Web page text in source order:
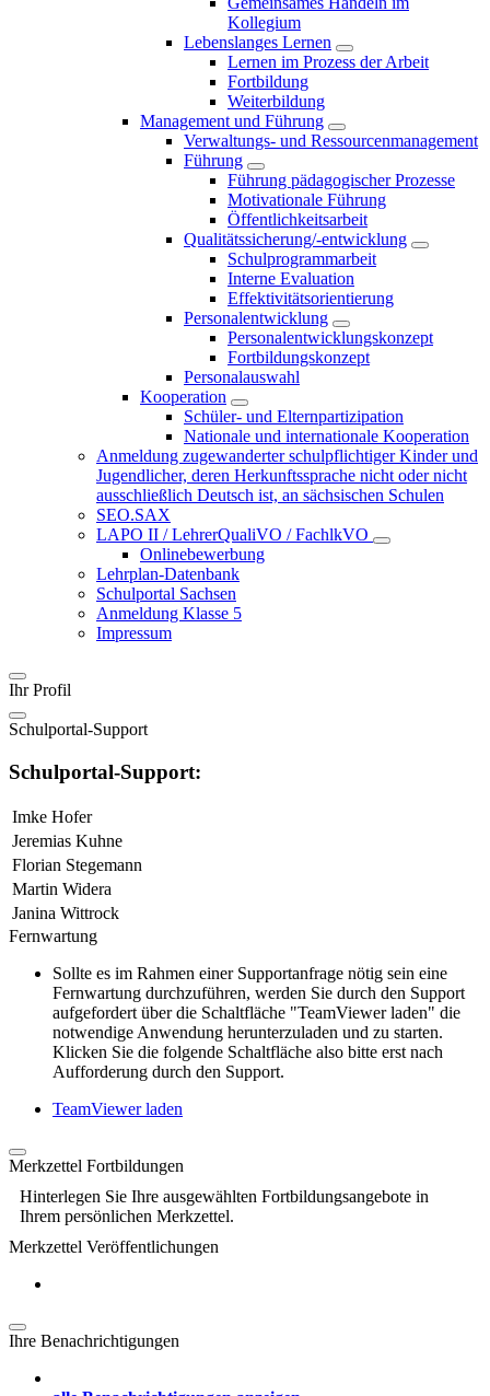
Kollegium
Lebenslanges Lernen
Lernen im Prozess der Arbeit
Fortbildung
Weiterbildung
Management und Führung
Verwaltungs- und Ressourcenmanagement
Führung
Führung pädagogischer Prozesse
Motivationale Führung
Öffentlichkeitsarbeit
Qualitätssicherung/-entwicklung
Schulprogrammarbeit
Interne Evaluation
Effektivitätsorientierung
Personalentwicklung
Personalentwicklungskonzept
Fortbildungskonzept
Personalauswahl
Kooperation
Schüler- und Elternpartizipation
Nationale und internationale Kooperation
Anmeldung zugewanderter schulpflichtiger Kinder und
Jugendlicher, deren Herkunftssprache nicht oder nicht
ausschließlich Deutsch ist, an sächsischen Schulen
SEO.SAX
LAPO II / LehrerQualiVO / FachlkVO
Onlinebewerbung
Lehrplan-Datenbank
Schulportal Sachsen
Anmeldung Klasse 5
Impressum
Ihr Profil
Schulportal-Support
Schulportal-Support:
Imke Hofer
Jeremias Kuhne
Florian Stegemann
Martin Widera
Janina Wittrock
Fernwartung
Sollte es im Rahmen einer Supportanfrage nötig sein eine
Fernwartung durchzuführen, werden Sie durch den Support
aufgefordert über die Schaltfläche "TeamViewer laden" die
notwendige Anwendung herunterzuladen und zu starten.
Klicken Sie die folgende Schaltfläche also bitte erst nach
Aufforderung durch den Support.
TeamViewer laden
Merkzettel Fortbildungen
Hinterlegen Sie Ihre ausgewählten Fortbildungsangebote in
Ihrem persönlichen Merkzettel.
Merkzettel Veröffentlichungen
Ihre Benachrichtigungen